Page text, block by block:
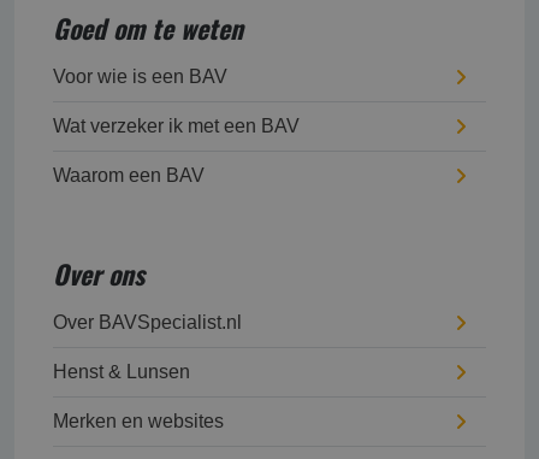
Goed om te weten
Voor wie is een BAV
Wat verzeker ik met een BAV
Waarom een BAV
Over ons
Over BAVSpecialist.nl
Henst & Lunsen
Merken en websites